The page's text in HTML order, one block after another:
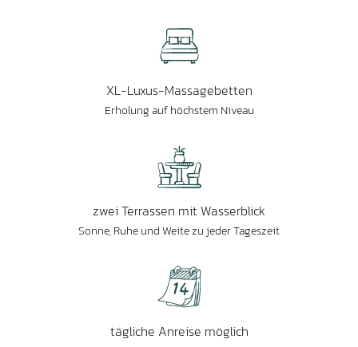
XL-Luxus-Massagebetten
Erholung auf höchstem Niveau
zwei Terrassen mit Wasserblick
Sonne, Ruhe und Weite zu jeder Tageszeit
tägliche Anreise möglich